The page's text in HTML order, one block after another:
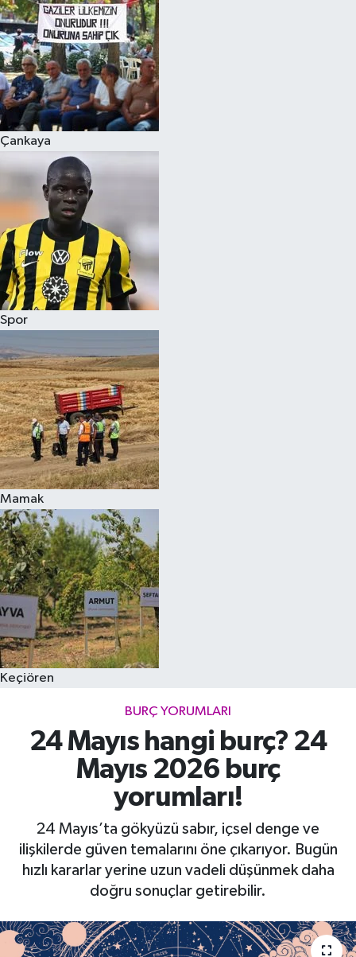
Çankaya
Spor
Mamak
Keçiören
BURÇ YORUMLARI
24 Mayıs hangi burç? 24
Mayıs 2026 burç
yorumları!
24 Mayıs’ta gökyüzü sabır, içsel denge ve
ilişkilerde güven temalarını öne çıkarıyor. Bugün
hızlı kararlar yerine uzun vadeli düşünmek daha
doğru sonuçlar getirebilir.